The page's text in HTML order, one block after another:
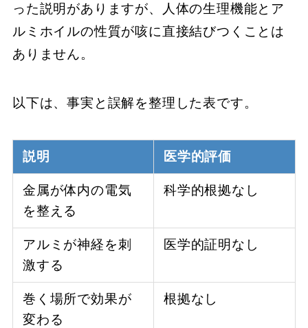
った説明がありますが、人体の生理機能とア
ルミホイルの性質が咳に直接結びつくことは
ありません。
以下は、事実と誤解を整理した表です。
説明 医学的評価
金属が体内の電気
を整える
科学的根拠なし
アルミが神経を刺
激する
医学的証明なし
巻く場所で効果が
変わる
根拠なし